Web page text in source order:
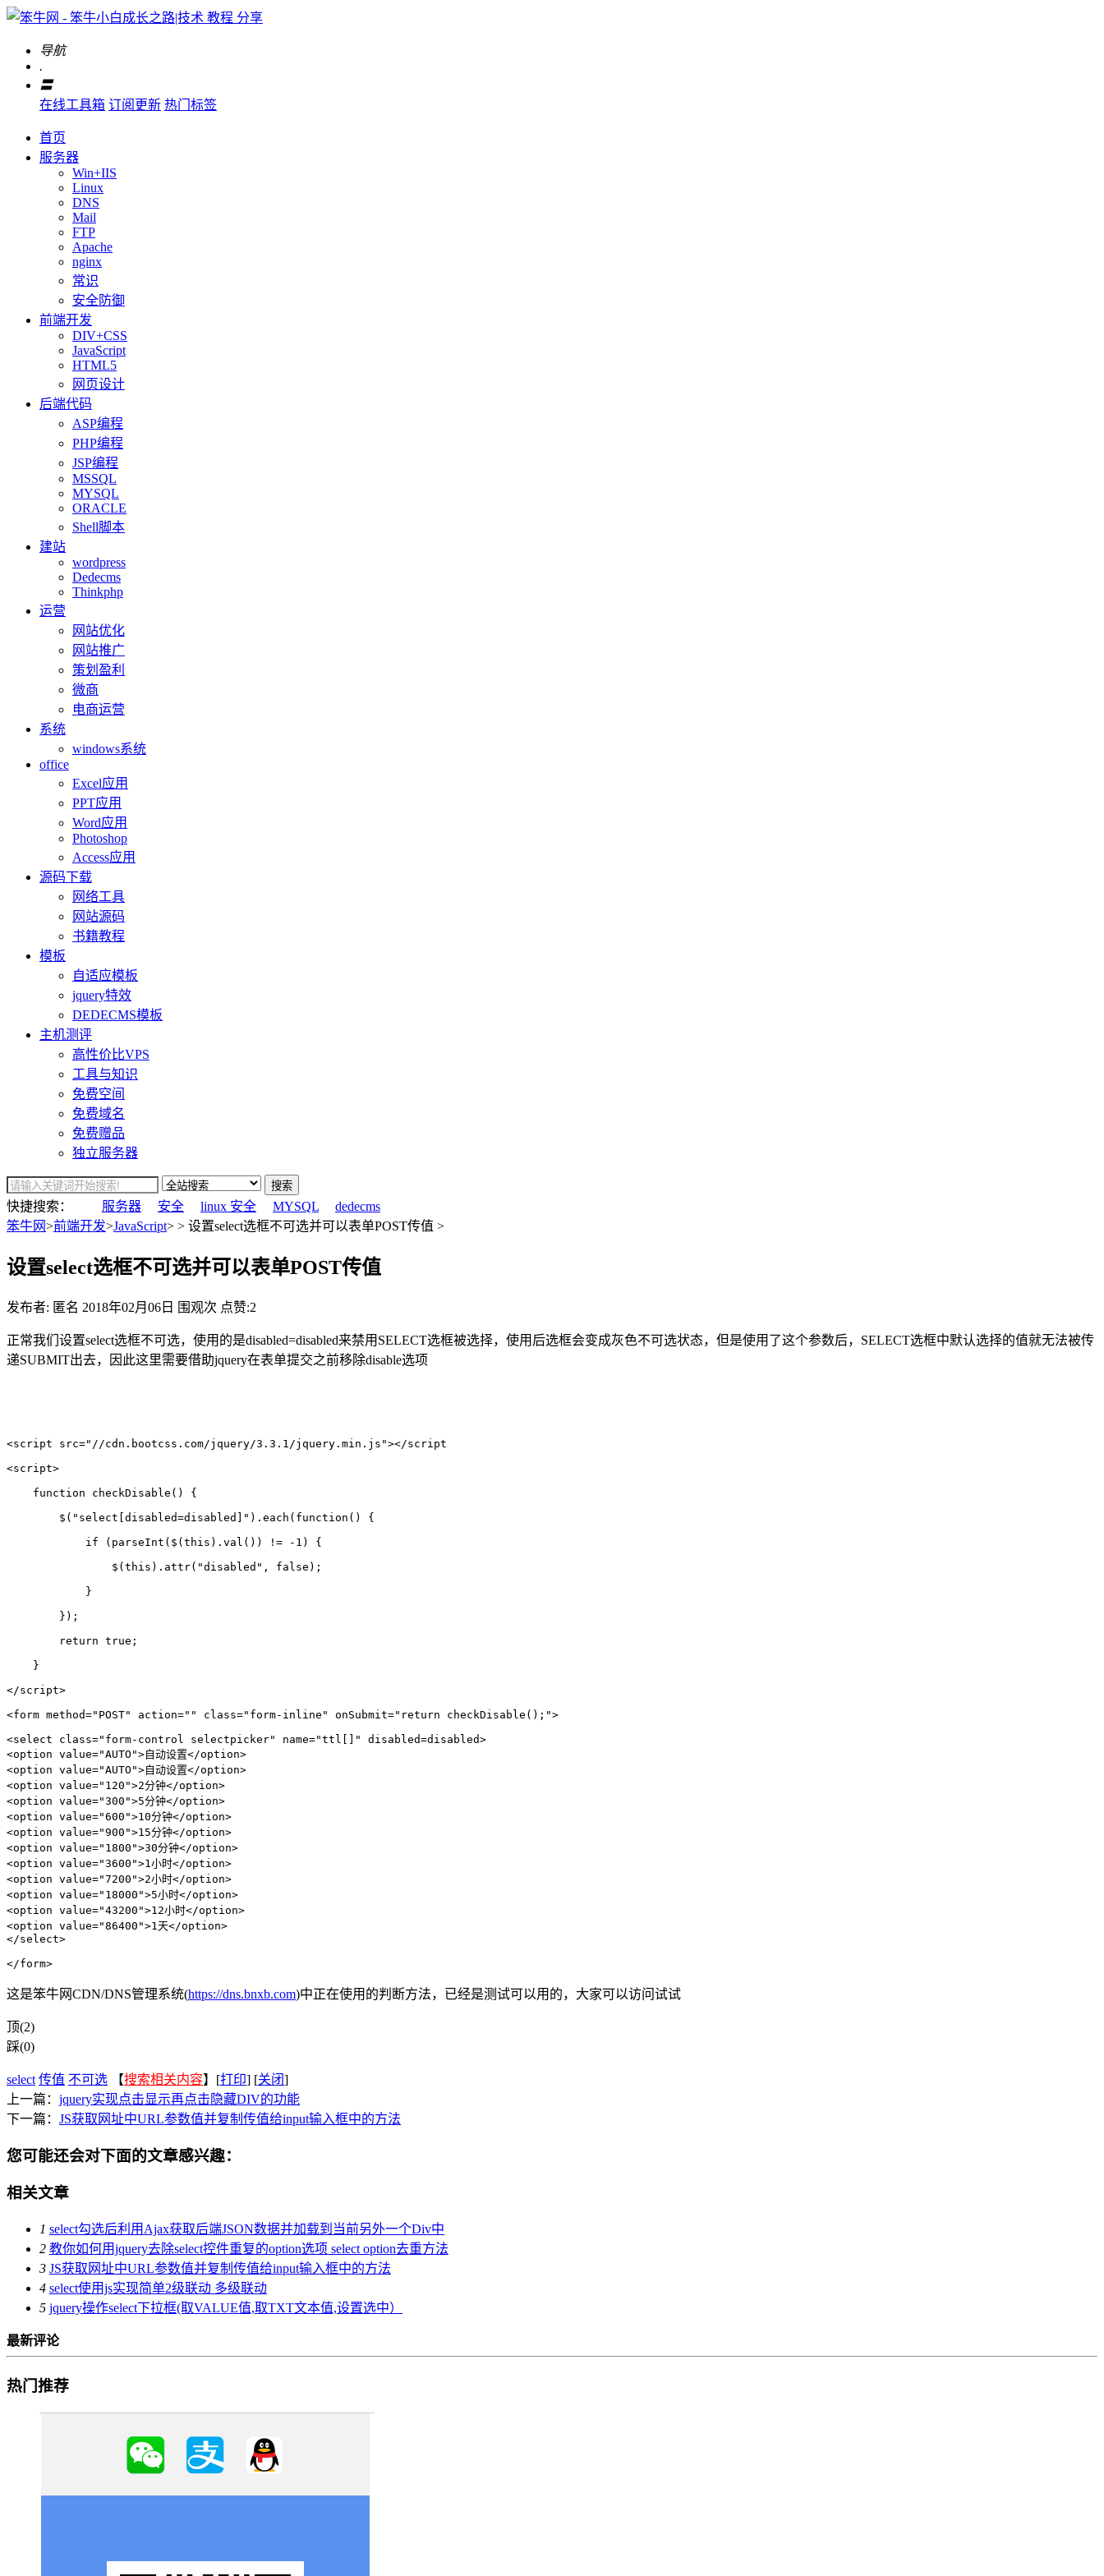
导航
.
〓
在线工具箱 订阅更新 热门标签
首页
服务器
Win+IIS
Linux
DNS
Mail
FTP
Apache
nginx
常识
安全防御
前端开发
DIV+CSS
JavaScript
HTML5
网页设计
后端代码
ASP编程
PHP编程
JSP编程
MSSQL
MYSQL
ORACLE
Shell脚本
建站
wordpress
Dedecms
Thinkphp
运营
网站优化
网站推广
策划盈利
微商
电商运营
系统
windows系统
office
Excel应用
PPT应用
Word应用
Photoshop
Access应用
源码下载
网络工具
网站源码
书籍教程
模板
自适应模板
jquery特效
DEDECMS模板
主机测评
高性价比VPS
工具与知识
免费空间
免费域名
免费赠品
独立服务器
搜索
快捷搜索： 服务器 安全 linux 安全 MYSQL
dedecms
笨牛网>前端开发>JavaScript> > 设置select选框不可选并可以表单POST传值 >
设置select选框不可选并可以表单POST传值
发布者: 匿名 2018年02月06日 围观次 点赞:2
正常我们设置select选框不可选，使用的是disabled=disabled来禁用SELECT选框被选择，使用后选框会变成灰色不可选状态，但是使用了这个参数后，SELECT选框中默认选择的值就无法被传
递SUBMIT出去，因此这里需要借助jquery在表单提交之前移除disable选项
<script src="//cdn.bootcss.com/jquery/3.3.1/jquery.min.js"></script
<script>
function checkDisable() {
$("select[disabled=disabled]").each(function() {
if (parseInt($(this).val()) != -1) {
$(this).attr("disabled", false);
}
});
return true;
}
</script>
<form method="POST" action="" class="form-inline" onSubmit="return checkDisable();">
<select class="form-control selectpicker" name="ttl[]" disabled=disabled>
<option value="AUTO">自动设置</option>
<option value="AUTO">自动设置</option>
<option value="120">2分钟</option>
<option value="300">5分钟</option>
<option value="600">10分钟</option>
<option value="900">15分钟</option>
<option value="1800">30分钟</option>
<option value="3600">1小时</option>
<option value="7200">2小时</option>
<option value="18000">5小时</option>
<option value="43200">12小时</option>
<option value="86400">1天</option>
</select>
</form>
这是笨牛网CDN/DNS管理系统(https://dns.bnxb.com)中正在使用的判断方法，已经是测试可以用的，大家可以访问试试
顶(2)
踩(0)
select 传值 不可选 【搜索相关内容】[打印] [关闭]
上一篇： jquery实现点击显示再点击隐藏DIV的功能
下一篇： JS获取网址中URL参数值并复制传值给input输入框中的方法
您可能还会对下面的文章感兴趣：
相关文章
1 select勾选后利用Ajax获取后端JSON数据并加载到当前另外一个Div中
2 教你如何用jquery去除select控件重复的option选项 select option去重方法
3 JS获取网址中URL参数值并复制传值给input输入框中的方法
4 select使用js实现简单2级联动 多级联动
5 jquery操作select下拉框(取VALUE值,取TXT文本值,设置选中）
最新评论
热门推荐